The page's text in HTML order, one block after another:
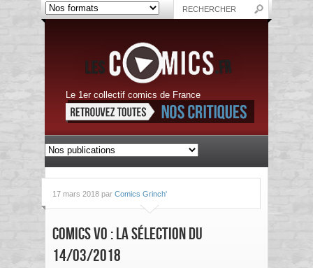
Le 1er collectif comics de France
17 mars 2018 par Comics Grinch'
Comics VO : La sélection du
14/03/2018